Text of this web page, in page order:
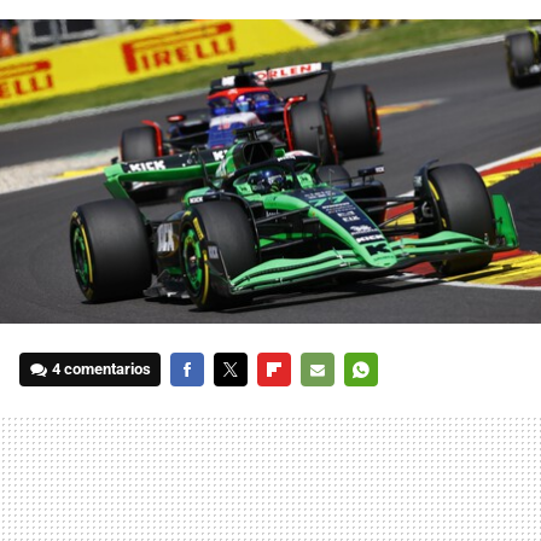
4 comentarios
MAIL